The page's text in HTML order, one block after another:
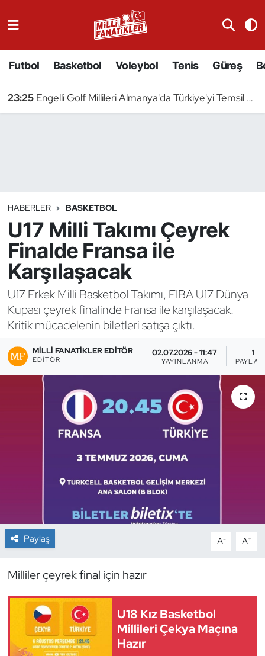
Futbol Basketbol Voleybol Tenis Güreş
23:25 Engelli Golf Millileri Almanya'da Türkiye'yi Temsil Edecek
HABERLER BASKETBOL
U17 Milli Takımı Çeyrek
Finalde Fransa ile
Karşılaşacak
U17 Erkek Milli Basketbol Takımı, FIBA U17 Dünya
Kupası çeyrek finalinde Fransa ile karşılaşacak.
Kritik mücadelenin biletleri satışa çıktı.
MILLI FANATIKLER EDITÖR
EDITÖR
02.07.2026 - 11:47
YAYINLANMA
1
Paylaş A- A+
Milliler çeyrek final için hazır
U18 Kız Basketbol
Millileri Çekya Maçına
Hazır
Badminton
Binicilik
Bisiklet
Bocce Bowling Dart
Boks
Briç
Buz Hokeyi
Buz Pateni
Çim Hokeyi
Dağcılık
E-Spor
Eskrim